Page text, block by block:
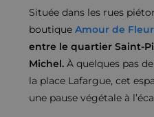
Située dans les rues
boutiqueAmour de
entre le quartier Saint-
Michel. À quelques pas
la place Lafargue, cet
une pause végétale à